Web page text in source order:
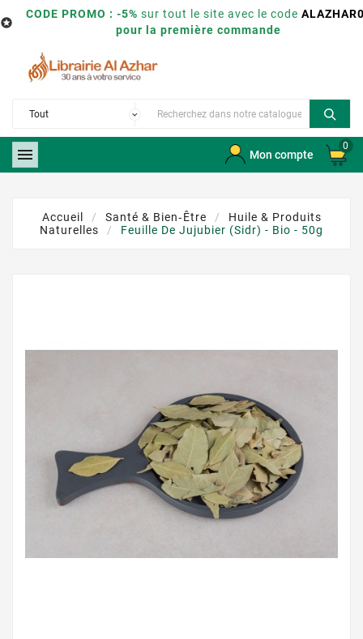

CODE PROMO : -5% sur tout le site avec le code
pour la première commande
 Mon compte
0
Accueil Santé & Bien‑être
Huile & Produits
Naturelles
Feuille De Jujubier (Sidr) - Bio - 50g